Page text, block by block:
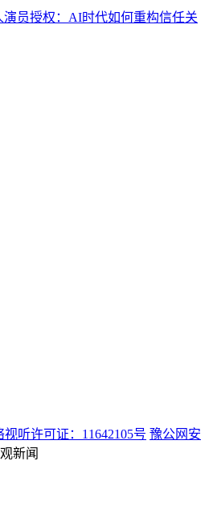
员授权：AI时代如何重构信任关
视听许可证：11642105号 豫公网安
新闻